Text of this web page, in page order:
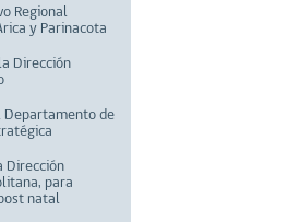
Regional
y Parinacota
Dirección
Departamento de
Dirección
para
natal